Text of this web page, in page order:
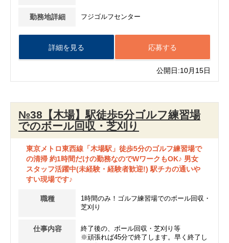
勤務地詳細 フジゴルフセンター
応募する
詳細を見る
公開日:10月15日
№38【木場】駅徒歩5分ゴルフ練習場
でのボール回収・芝刈り
東京メトロ東西線「木場駅」徒歩5分のゴルフ練習場で
の清掃 約1時間だけの勤務なのでWワークもOK♪ 男女
スタッフ活躍中(未経験・経験者歓迎!) 駅チカの通いや
すい現場です♪
職種
1時間のみ！ゴルフ練習場でのボール回収・
芝刈り
仕事内容
終了後の、ボール回収・芝刈り等
※頑張れば45分で終了します。早く終了し